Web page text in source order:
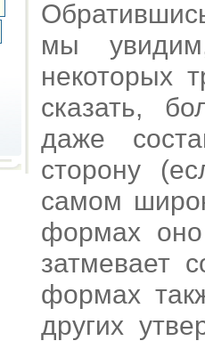
мы
некоторых
сказать,
даже
сторону
самом
формах оно
затмевает
формах
других